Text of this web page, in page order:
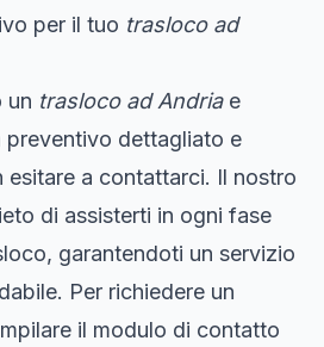
per il tuo trasloco ad
un trasloco ad Andriae
preventivo dettagliato e
esitare a contattarci. Il nostro
di assisterti in ogni fase
garantendoti un servizio
Per richiedere un
il modulo di contatto